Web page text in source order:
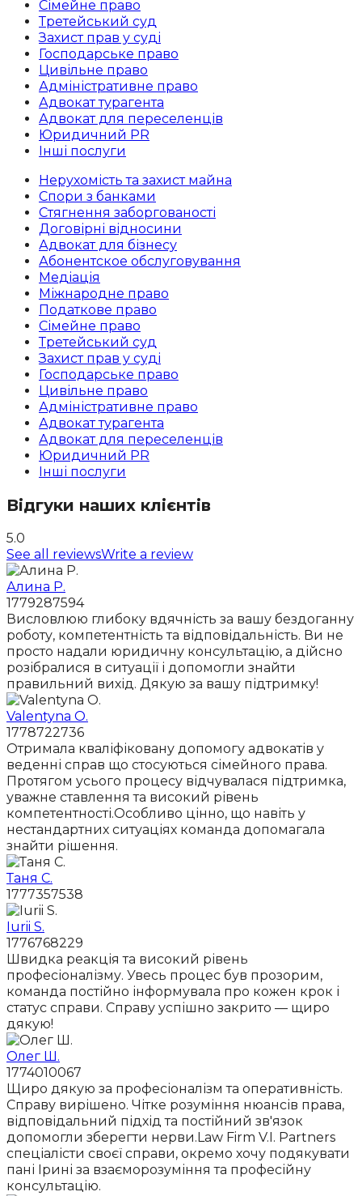
Сімейне право
Третейський суд
Захист прав у суді
Господарське право
Цивільне право
Адміністративне право
Адвокат турагента
Адвокат для переселенців
Юридичний PR
Інші послуги
Нерухомість та захист майна
Спори з банками
Стягнення заборгованості
Договірні відносини
Адвокат для бізнесу
Абoнентское обслуговування
Медіація
Міжнародне право
Податкове право
Сімейне право
Третейський суд
Захист прав у суді
Господарське право
Цивільне право
Адміністративне право
Адвокат турагента
Адвокат для переселенців
Юридичний PR
Інші послуги
Відгуки наших клієнтів
5.0
See all reviewsWrite a review
Алина Р.
1779287594
Висловлюю глибоку вдячність за вашу бездоганну
роботу, компетентність та відповідальність. Ви не
просто надали юридичну консультацію, а дійсно
розібралися в ситуації і допомогли знайти
правильний вихід. Дякую за вашу підтримку!
Valentyna O.
1778722736
Отримала кваліфіковану допомогу адвокатів у
веденні справ що стосуються сімейного права.
Протягом усього процесу відчувалася підтримка,
уважне ставлення та високий рівень
компетентності.Особливо цінно, що навіть у
нестандартних ситуаціях команда допомагала
знайти рішення.
Таня С.
1777357538
Iurii S.
1776768229
Швидка реакція та високий рівень
професіоналізму. Увесь процес був прозорим,
команда постійно інформувала про кожен крок і
статус справи. Справу успішно закрито — щиро
дякую!
Олег Ш.
1774010067
Щиро дякую за професіоналізм та оперативність.
Справу вирішено. Чітке розуміння нюансів права,
відповідальний підхід та постійний зв'язок
допомогли зберегти нерви.Law Firm V.I. Partners
спеціалісти своєї справи, окремо хочу подякувати
пані Ірині за взаєморозуміння та професійну
консультацію.